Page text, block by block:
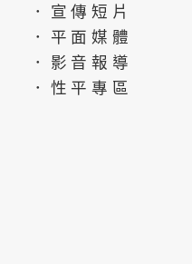
．宣傳短片
．平面媒體
．影音報導
．性平專區